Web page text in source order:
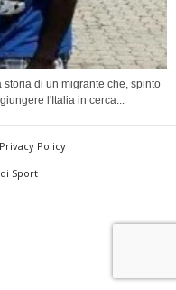
di un migrante che, spinto
l'Italia in cerca...
Privacy Policy
Sport